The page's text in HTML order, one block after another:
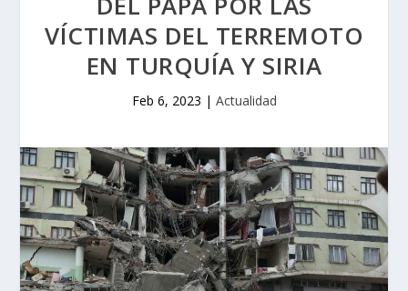
VÍCTIMAS DEL TERREMOTO
EN TURQUÍA Y SIRIA
Feb 6, 2023 | Actualidad